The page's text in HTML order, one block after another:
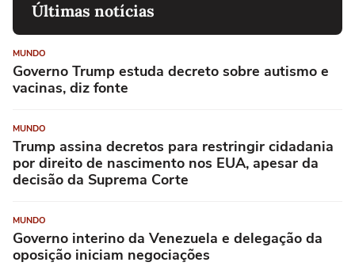
Últimas notícias
MUNDO
Governo Trump estuda decreto sobre autismo e
vacinas, diz fonte
MUNDO
Trump assina decretos para restringir cidadania
por direito de nascimento nos EUA, apesar da
decisão da Suprema Corte
MUNDO
Governo interino da Venezuela e delegação da
oposição iniciam negociações